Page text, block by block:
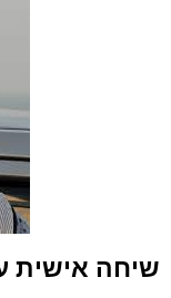
שיחה אישית